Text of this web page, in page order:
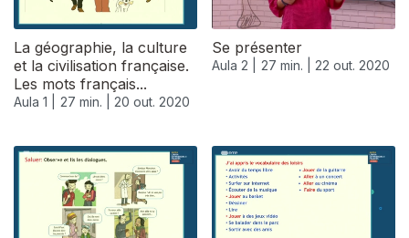
La géographie, la culture
et la civilisation française.
Les mots français...
Aula 1 | 27 min. | 20 out. 2020
Se présenter
Aula 2 | 27 min. | 22 out. 2020